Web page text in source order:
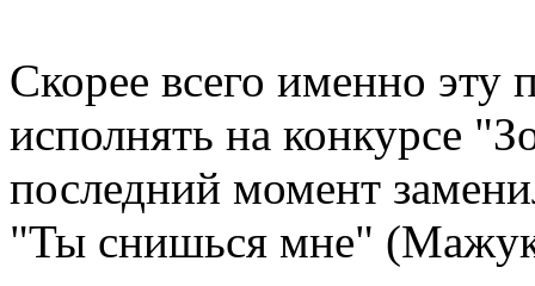
Скорее всего именно
исполнять на конкурсе
последний момент
"Ты снишься мне"